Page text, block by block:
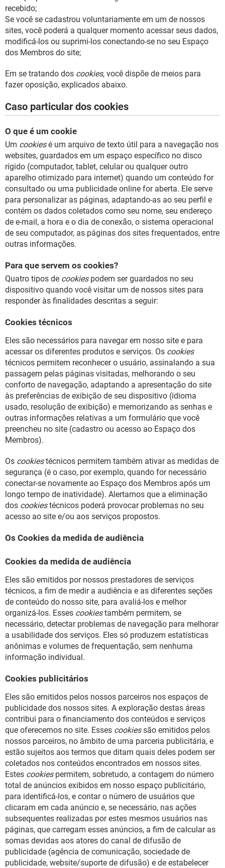
recebido;
Se você se cadastrou voluntariamente em um de nossos
sites, você poderá a qualquer momento acessar seus dados,
modificá-los ou suprimi-los conectando-se no seu Espaço
dos Membros do site;
Em se tratando dos cookies, você dispõe de meios para
fazer oposição, explicados abaixo.
Caso particular dos cookies
O que é um cookie
Um cookiesé um arquivo de texto útil para a navegação nos
websites, guardados em um espaço específico no disco
rígido (computador, tablet, celular ou qualquer outro
aparelho otimizado para internet) quando um conteúdo for
consultado ou uma publicidade online for aberta. Ele serve
para personalizar as páginas, adaptando-as ao seu perfil e
contém os dados coletados como seu nome, seu endereço
de e-mail, a hora e o dia de conexão, o sistema operacional
de seu computador, as páginas dos sites frequentados, entre
outras informações.
Para que servem os cookies?
Quatro tipos de cookiespodem ser guardados no seu
dispositivo quando você visitar um de nossos sites para
responder às finalidades descritas a seguir:
Cookies técnicos
Eles são necessários para navegar em nosso site e para
acessar os diferentes produtos e serviços. Os cookies
técnicos permitem reconhecer o usuário, assinalando a sua
passagem pelas páginas visitadas, melhorando o seu
conforto de navegação, adaptando a apresentação do site
às preferências de exibição de seu dispositivo (idioma
usado, resolução de exibição) e memorizando as senhas e
outras informações relativas a um formulário que você
preencheu no site (cadastro ou acesso ao Espaço dos
Membros).
Os cookiestécnicos permitem também ativar as medidas de
segurança (é o caso, por exemplo, quando for necessário
conectar-se novamente ao Espaço dos Membros após um
longo tempo de inatividade). Alertamos que a eliminação
dos cookiestécnicos poderá provocar problemas no seu
acesso ao site e/ou aos serviços propostos.
Os Cookies da medida de audiência
Cookies da medida de audiência
Eles são emitidos por nossos prestadores de serviços
técnicos, a fim de medir a audiência e as diferentes seções
de conteúdo do nosso site, para avaliá-los e melhor
organizá-los. Esses cookiestambém permitem, se
necessário, detectar problemas de navegação para melhorar
a usabilidade dos serviços. Eles só produzem estatísticas
anônimas e volumes de frequentação, sem nenhuma
informação individual.
Cookies publicitários
Eles são emitidos pelos nossos parceiros nos espaços de
publicidade dos nossos sites. A exploração destas áreas
contribui para o financiamento dos conteúdos e serviços
que oferecemos no site. Esses cookiessão emitidos pelos
nossos parceiros, no âmbito de uma parceria publicitária, e
estão sujeitos aos termos que ditam quais deles podem ser
coletados nos conteúdos encontrados em nossos sites.
Estes cookiespermitem, sobretudo, a contagem do número
total de anúncios exibidos em nosso espaço publicitário,
para identificá-los, e contar o número de usuários que
clicaram em cada anúncio e, se necessário, nas ações
subsequentes realizadas por estes mesmos usuários nas
páginas, que carregam esses anúncios, a fim de calcular as
somas devidas aos atores do canal de difusão de
publicidade (agência de comunicação, sociedade de
publicidade, website/suporte de difusão) e de estabelecer